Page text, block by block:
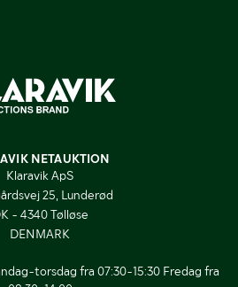
NETAUKTION
Klaravik ApS
25, Lunderød
- 4340 Tølløse
DENMARK
torsdag fra 07:30-15:30 Fredag fra